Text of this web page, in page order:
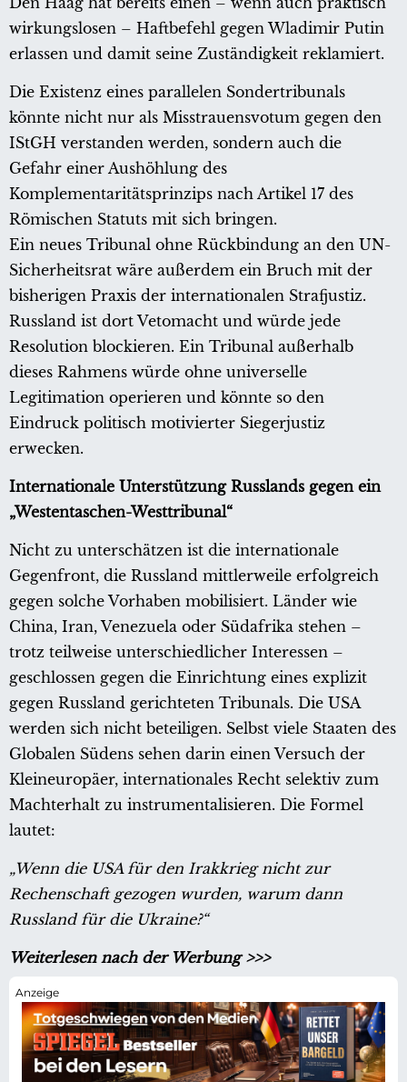
wirkungslosen – Haftbefehl gegen Wladimir Putin
erlassen und damit seine Zuständigkeit reklamiert.
Die Existenz eines parallelen Sondertribunals
könnte nicht nur als Misstrauensvotum gegen den
IStGH verstanden werden, sondern auch die
Gefahr einer Aushöhlung des
Komplementaritätsprinzips nach Artikel 17 des
Römischen Statuts mit sich bringen.
Ein neues Tribunal ohne Rückbindung an den UN-
Sicherheitsrat wäre außerdem ein Bruch mit der
bisherigen Praxis der internationalen Strafjustiz.
Russland ist dort Vetomacht und würde jede
Resolution blockieren. Ein Tribunal außerhalb
dieses Rahmens würde ohne universelle
Legitimation operieren und könnte so den
Eindruck politisch motivierter Siegerjustiz
erwecken.
Internationale Unterstützung Russlands gegen ein
„Westentaschen-Westtribunal“
Nicht zu unterschätzen ist die internationale
Gegenfront, die Russland mittlerweile erfolgreich
gegen solche Vorhaben mobilisiert. Länder wie
China, Iran, Venezuela oder Südafrika stehen –
trotz teilweise unterschiedlicher Interessen –
geschlossen gegen die Einrichtung eines explizit
gegen Russland gerichteten Tribunals. Die USA
werden sich nicht beteiligen. Selbst viele Staaten des
Globalen Südens sehen darin einen Versuch der
Kleineuropäer, internationales Recht selektiv zum
Machterhalt zu instrumentalisieren. Die Formel
lautet:
„Wenn die USA für den Irakkrieg nicht zur
Rechenschaft gezogen wurden, warum dann
Russland für die Ukraine?“
Weiterlesen nach der Werbung >>>